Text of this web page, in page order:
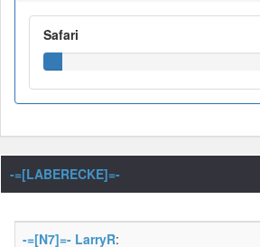
Safari
-=[LABERECKE]=-
-=[N7]=- LarryR: